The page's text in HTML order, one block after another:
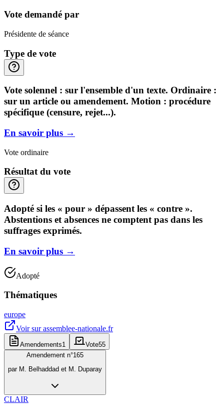
Vote demandé par
Présidente de séance
Type de vote
Vote solennel : sur l'ensemble d'un texte. Ordinaire :
sur un article ou amendement. Motion : procédure
spécifique (censure, rejet...).
En savoir plus →
Vote ordinaire
Résultat du vote
Adopté si les « pour » dépassent les « contre ».
Abstentions et absences ne comptent pas dans les
suffrages exprimés.
En savoir plus →
Adopté
Thématiques
europe
Voir surassemblee-nationale.fr
Amendements1 Vote55
Amendement n°165
par M. Belhaddad et M. Duparay
CLAIR